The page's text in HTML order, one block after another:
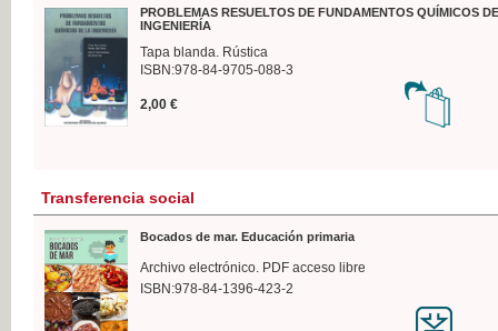
PROBLEMAS RESUELTOS DE FUNDAMENTOS QUÍMICOS
INGENIERÍA
Tapa blanda. Rústica
ISBN:978-84-9705-088-3
2,00 €
Transferencia social
Bocados de mar. Educación primaria
Archivo electrónico. PDF acceso libre
ISBN:978-84-1396-423-2